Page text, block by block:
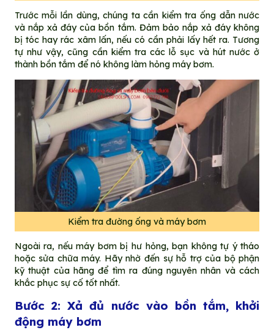
Trước mỗi lần dùng, chúng ta cần kiểm tra ống dẫn nước
và nắp xả đáy của bồn tắm. Đảm bảo nắp xả đáy không
bị tóc hay rác xâm lấn, nếu có cần phải lấy hết ra. Tương
tự như vậy, cũng cần kiểm tra các lỗ sục và hút nước ở
thành bồn tắm để nó không làm hỏng máy bơm.
Kiểm tra đường ống và máy bơm
Ngoài ra, nếu máy bơm bị hư hỏng, bạn không tự ý tháo
hoặc sửa chữa máy. Hãy nhờ đến sự hỗ trợ của bộ phận
kỹ thuật của hãng để tìm ra đúng nguyên nhân và cách
khắc phục sự cố tốt nhất.
Bước 2: Xả đủ nước vào bồn tắm, khởi
động máy bơm